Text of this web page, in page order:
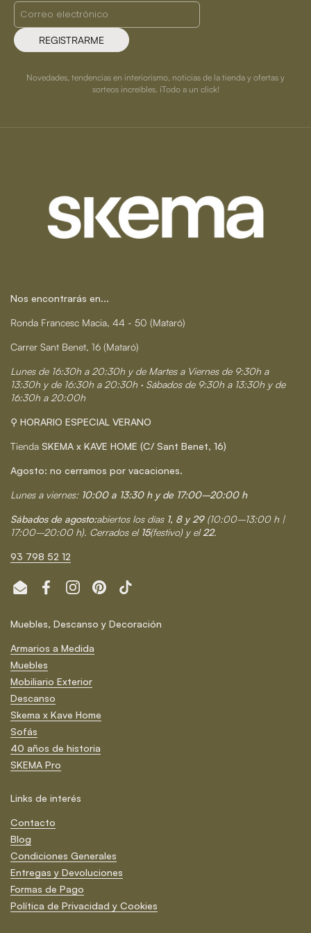
REGISTRARME
Novedades, tendencias en interiorismo, noticias de la tienda y ofertas y
sorteos increíbles. ¡Todo a un click!
Nos encontrarás en...
Ronda Francesc Macia, 44 - 50 (Mataró)
Carrer Sant Benet, 16 (Mataró)
Lunes de 16:30h a 20:30h y de Martes a Viernes de 9:30h a
13:30h y de 16:30h a 20:30h · Sábados de 9:30h a 13:30h y de
16:30h a 20:00h
⚲ HORARIO ESPECIAL VERANO
Tienda SKEMA x KAVE HOME (C/ Sant Benet, 16)
Agosto: no cerramos por vacaciones.
Lunes a viernes: 10:00 a 13:30 h y de 17:00–20:00 h
Sábados de agosto:abiertos los días 1, 8 y 29 (10:00–13:00 h |
17:00–20:00 h). Cerrados el 15(festivo) y el22.
93 798 52 12
Email FacebookInstagramPinterestTikTok
Muebles, Descanso y Decoración
Armarios a Medida
Muebles
Mobiliario Exterior
Descanso
Skema x Kave Home
Sofás
40 años de historia
SKEMA Pro
Links de interés
Contacto
Blog
Condiciones Generales
Entregas y Devoluciones
Formas de Pago
Política de Privacidad y Cookies